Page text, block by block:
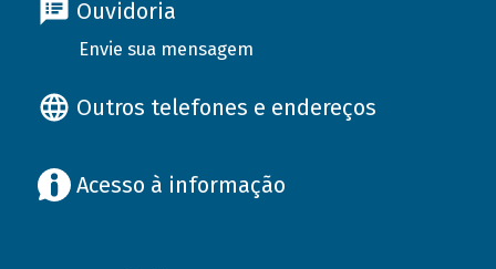
Ouvidoria
Envie sua mensagem
Outros telefones e endereços
Acesso à informação